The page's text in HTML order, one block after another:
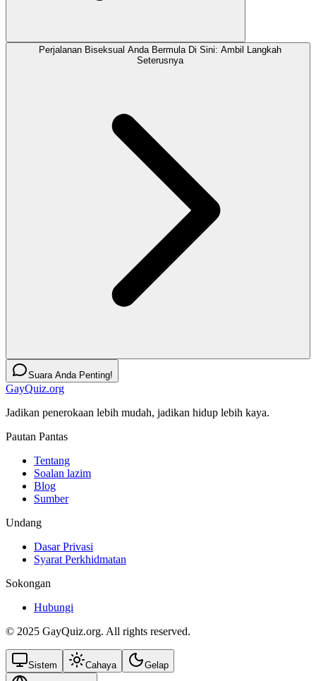
Perjalanan Biseksual Anda Bermula Di Sini: Ambil Langkah
Seterusnya
Suara Anda Penting!
GayQuiz.org
Jadikan penerokaan lebih mudah, jadikan hidup lebih kaya.
Pautan Pantas
Tentang
Soalan lazim
Blog
Sumber
Undang
Dasar Privasi
Syarat Perkhidmatan
Sokongan
Hubungi
© 2025 GayQuiz.org. All rights reserved.
Sistem Cahaya Gelap